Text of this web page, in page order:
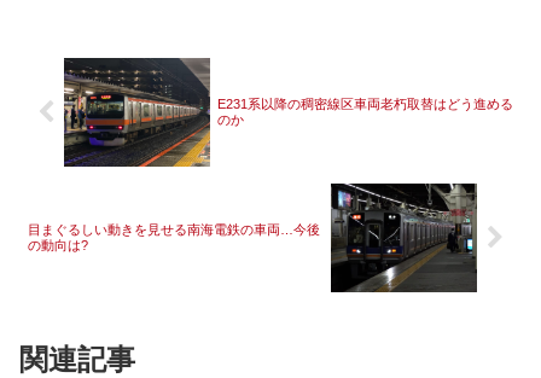
E231系以降の稠密線区車両老朽取替はどう進める
のか
目まぐるしい動きを見せる南海電鉄の車両…今後
の動向は?
関連記事